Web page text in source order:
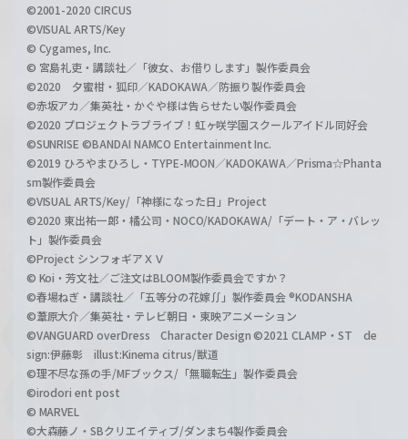
©2001-2020 CIRCUS
©VISUAL ARTS/Key
© Cygames, Inc.
© 宮島礼吏・講談社／「彼女、お借りします」製作委員会
©2020 夕蜜柑・狐印／KADOKAWA／防振り製作委員会
©赤坂アカ／集英社・かぐや様は告らせたい製作委員会
©2020 プロジェクトラブライブ！虹ヶ咲学園スクールアイドル同好会
©SUNRISE ©BANDAI NAMCO Entertainment Inc.
©2019 ひろやまひろし・TYPE-MOON／KADOKAWA／Prisma☆Phanta
sm製作委員会
©VISUAL ARTS/Key/「神様になった日」Project
©2020 東出祐一郎・橘公司・NOCO/KADOKAWA/「デート・ア・バレッ
ト」製作委員会
©Project シンフォギアＸＶ
© Koi・芳文社／ご注文はBLOOM製作委員会ですか？
©春場ねぎ・講談社／「五等分の花嫁∬」製作委員会 ®KODANSHA
©葦原大介／集英社・テレビ朝日・東映アニメーション
©VANGUARD overDress Character Design ©2021 CLAMP・ST de
sign:伊藤彰 illust:Kinema citrus/獣道
©理不尽な孫の手/MFブックス/「無職転生」製作委員会
©irodori ent post
© MARVEL
©大森藤ノ・SBクリエイティブ/ダンまち4製作委員会